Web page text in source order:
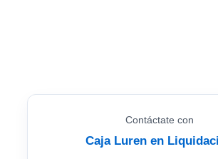
Contáctate con
Caja Luren en